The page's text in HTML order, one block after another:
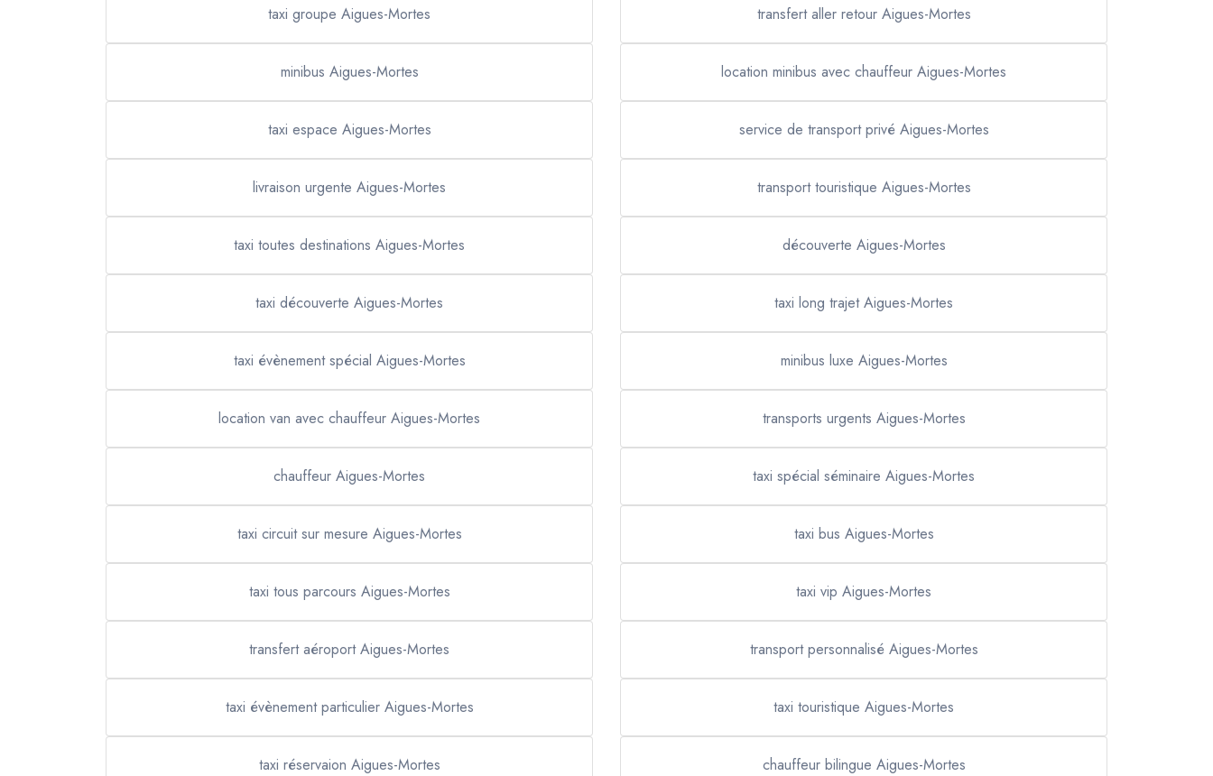
taxi groupe Aigues-Mortes transfert aller retour Aigues-Mortes
minibus Aigues-Mortes location minibus avec chauffeur Aigues-Mortes
taxi espace Aigues-Mortes service de transport privé Aigues-Mortes
livraison urgente Aigues-Mortes transport touristique Aigues-Mortes
taxi toutes destinations Aigues-Mortes découverte Aigues-Mortes
taxi découverte Aigues-Mortes taxi long trajet Aigues-Mortes
taxi évènement spécial Aigues-Mortes minibus luxe Aigues-Mortes
location van avec chauffeur Aigues-Mortes transports urgents Aigues-Mortes
chauffeur Aigues-Mortes taxi spécial séminaire Aigues-Mortes
taxi circuit sur mesure Aigues-Mortes taxi bus Aigues-Mortes
taxi tous parcours Aigues-Mortes taxi vip Aigues-Mortes
transfert aéroport Aigues-Mortes transport personnalisé Aigues-Mortes
taxi évènement particulier Aigues-Mortes taxi touristique Aigues-Mortes
taxi réservaion Aigues-Mortes chauffeur bilingue Aigues-Mortes